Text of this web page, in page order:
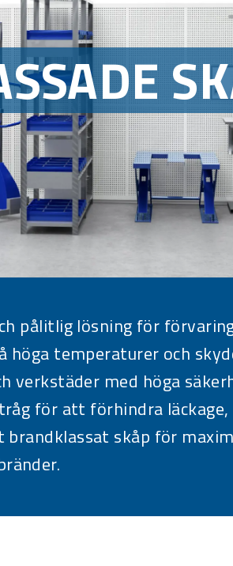
pålitlig lösning för
temperaturer och
med höga
för att förhindra
skåp för